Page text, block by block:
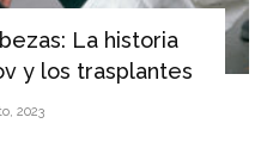
La historia
y los trasplantes
2023